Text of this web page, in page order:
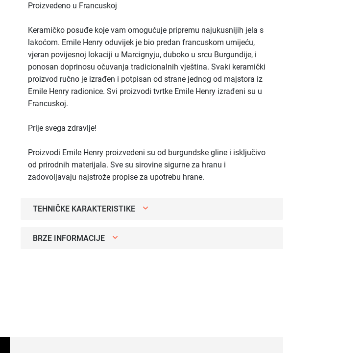
Proizvedeno u Francuskoj
Keramičko posuđe koje vam omogućuje pripremu najukusnijih jela s
lakoćom. Emile Henry oduvijek je bio predan francuskom umijeću,
vjeran povijesnoj lokaciji u Marcignyju, duboko u srcu Burgundije, i
ponosan doprinosu očuvanja tradicionalnih vještina. Svaki keramički
proizvod ručno je izrađen i potpisan od strane jednog od majstora iz
Emile Henry radionice. Svi proizvodi tvrtke Emile Henry izrađeni su u
Francuskoj.
Prije svega zdravlje!
Proizvodi Emile Henry proizvedeni su od burgundske gline i isključivo
od prirodnih materijala. Sve su sirovine sigurne za hranu i
zadovoljavaju najstrože propise za upotrebu hrane.
TEHNIČKE KARAKTERISTIKE
BRZE INFORMACIJE